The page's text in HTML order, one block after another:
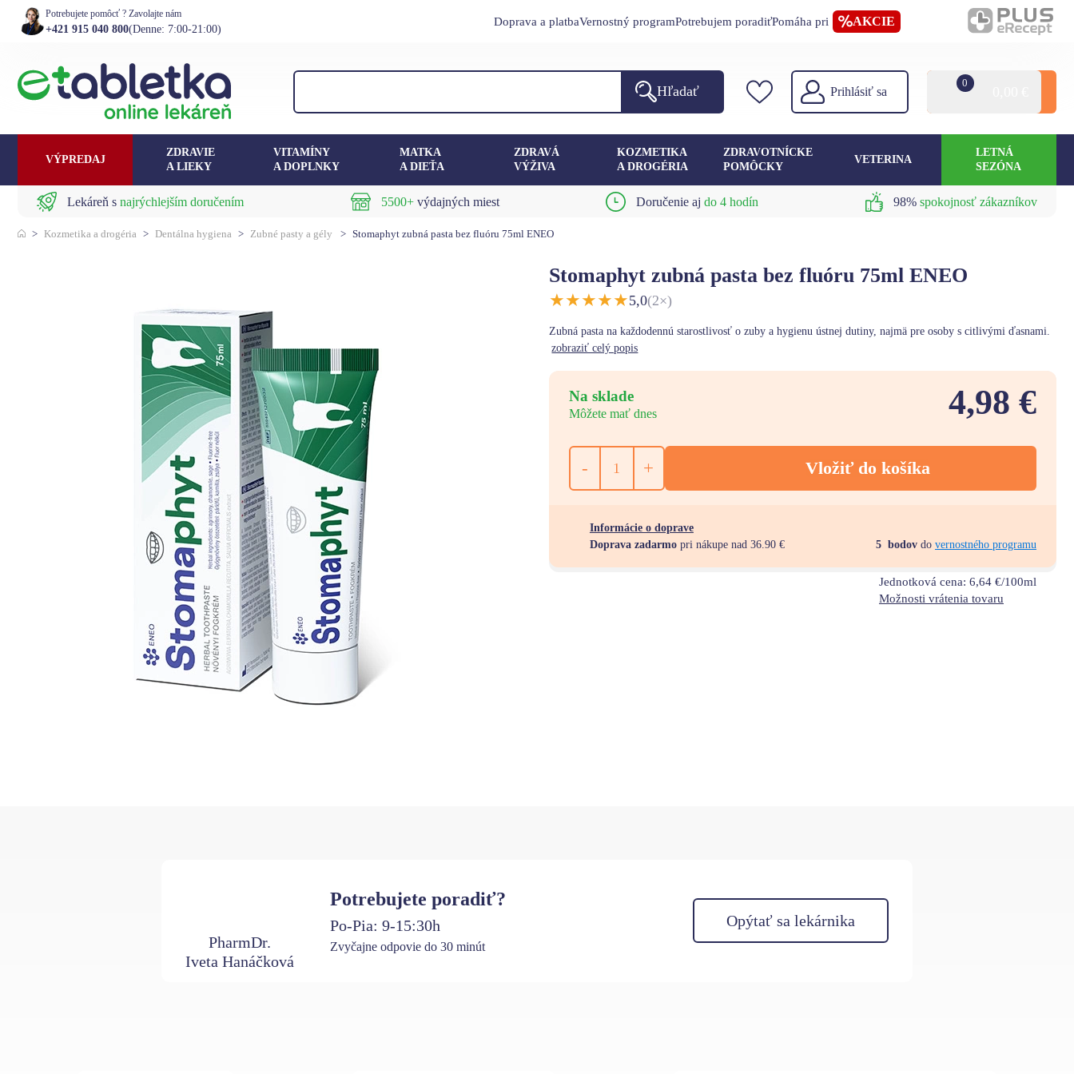
Potrebujete pomôcť ? Zavolajte nám
+421 915 040 800(Denne: 7:00-21:00)
Doprava a platbaVernostný programPotrebujem poradiťPomáha pri AKCIE
Hľadať Prihlásiť sa
0
VÝPREDAJ
ZDRAVIE
A LIEKY
VITAMÍNY
A DOPLNKY
MATKA
A DIEŤA
ZDRAVÁ
VÝŽIVA
KOZMETIKA
A DROGÉRIA
ZDRAVOTNÍCKE
POMÔCKY
VETERINA
LETNÁ
SEZÓNA
Lekáreň snajrýchlejším doručením 5500+výdajných miest Doručenie ajdo 4 hodín 98% spokojnosť zákazníkov
> Kozmetika a drogéria > Dentálna hygiena > Zubné pasty a gély > Stomaphyt zubná pasta bez fluóru 75ml ENEO
Stomaphyt zubná pasta bez fluóru 75ml ENEO
★★★★★5,0(2×)
Zubná pasta na každodennú starostlivosť o zuby a hygienu ústnej dutiny, najmä pre osoby s citlivými ďasnami.
zobraziť celý popis
Na sklade
Môžete mať dnes 4,98 €
- + Vložiť do košíka
Informácie o doprave
Doprava zadarmopri nákupe nad 36.90 € 5 bodovdo vernostného programu
Jednotková cena: 6,64 €/100ml
Možnosti vrátenia tovaru
PharmDr.
Iveta Hanáčková
Potrebujete poradiť?
Po-Pia: 9-15:30h
Zvyčajne odpovie do 30 minút
Opýtať sa lekárnika